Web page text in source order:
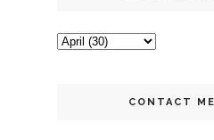
CONTACT ME